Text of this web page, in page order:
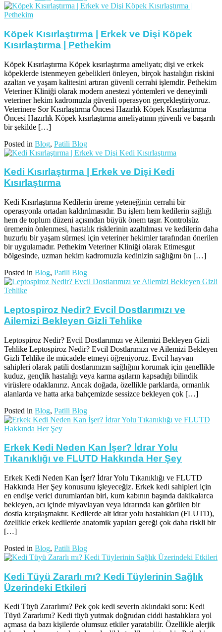
Köpek Kısırlaştırma | Erkek ve Dişi Köpek
Kısırlaştırma | Pethekim
Köpek Kısırlaştırma Köpek kısırlaştırma ameliyatı; dişi ve erkek
köpeklerde istenmeyen gebelikleri önleyen, birçok hastalığın riskini
azaltan ve yaşam kalitesini artıran güvenli cerrahi işlemdir. Pethekim
Veteriner Kliniği olarak modern anestezi yöntemleri ve deneyimli
veteriner hekim kadromuzla güvenli operasyon gerçekleştiriyoruz.
Veterinere Sor Kısırlaştırma Öncesi Hazırlık Köpek Kısırlaştırma
Öncesi Hazırlık Köpek kısırlaştırma ameliyatının güvenli ve başarılı
bir şekilde […]
Posted in Blog, Patili Blog
Kedi Kısırlaştırma | Erkek ve Dişi Kedi
Kısırlaştırma
Kedi Kısırlaştırma Kedilerin üreme yeteneğinin cerrahi bir
operasyonla ortadan kaldırılmasıdır. Bu işlem hem kedilerin sağlığı
hem de toplum düzeni açısından büyük önem taşır. Kontrolsüz
üremenin önlenmesi, hastalık risklerinin azaltılması ve kedilerin daha
huzurlu bir yaşam sürmesi için veteriner hekimler tarafından önerilen
bir uygulamadır. Pethekim Veteriner Kliniği olarak Etimesgut
bölgesinde, uzman hekim kadromuzla kedinizin sağlığını ön […]
Posted in Blog, Patili Blog
Leptospiroz Nedir? Evcil Dostlarımızı ve
Ailemizi Bekleyen Gizli Tehlike
Leptospiroz Nedir? Evcil Dostlarımızı ve Ailemizi Bekleyen Gizli
Tehlike Leptospiroz Nedir? Evcil Dostlarımızı ve Ailemizi Bekleyen
Gizli Tehlike ile mücadele etmeyi öğreniyoruz. Evcil hayvan
sahipleri olarak patili dostlarımızın sağlığını korumak için genellikle
kuduz, gençlik hastalığı veya karma aşıların kapsadığı bilindik
virüslere odaklanırız. Ancak doğada, özellikle parklarda, ormanlık
alanlarda ve hatta arka bahçemizde sessizce bekleyen çok […]
Posted in Blog, Patili Blog
Erkek Kedi Neden Kan İşer? İdrar Yolu
Tıkanıklığı ve FLUTD Hakkında Her Şey
Erkek Kedi Neden Kan İşer? İdrar Yolu Tıkanıklığı ve FLUTD
Hakkında Her Şey konusunu işleyeceğiz. Erkek kedi sahipleri için
en endişe verici durumlardan biri, kum kabının başında dakikalarca
bekleyen, acı içinde miyavlayan veya idrarında kan görülen bir
dostla karşılaşmaktır. Kedilerde alt idrar yolu hastalıkları (FLUTD),
özellikle erkek kedilerde anatomik yapıları gereği çok daha riskli bir
[…]
Posted in Blog, Patili Blog
Kedi Tüyü Zararlı mı? Kedi Tüylerinin Sağlık
Üzerindeki Etkileri
Kedi Tüyü Zararlımı? Pek çok kedi severin aklındaki soru: Kedi
Tüyü Zararlımı? Kedi tüyü yutmak doğrudan ciddi hastalıklara yol
açmasa da bazı kişilerde olumsuz etkiler yaratabilir. Özellikle alerjik